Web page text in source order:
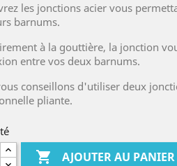
les jonctions acier vous
barnums.
à la gouttière, la jonction
entre vos deux barnums.
conseillons d'utiliser deux
pliante.
 AJOUTER AU PANIER